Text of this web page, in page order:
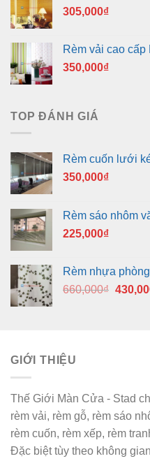
305,000₫
Rèm vải cao cấp
350,000₫
TOP ĐÁNH GIÁ
Rèm cuốn lưới
350,000₫
Rèm sáo nhôm
225,000₫
Rèm nhựa
660,000₫ Giá
GIỚI THIỆU
Thế Giới Màn Cửa - Stad
rèm vải, rèm gỗ, rèm sáo
rèm cuốn, rèm xếp, rèm
Đặc biệt tùy theo không